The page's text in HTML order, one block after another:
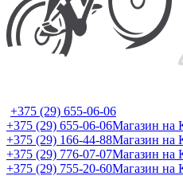
+375 (29) 655-06-06
+375 (29) 655-06-06Магазин на
+375 (29) 166-44-88Магазин на
+375 (29) 776-07-07Магазин на
+375 (29) 755-20-60Магазин на